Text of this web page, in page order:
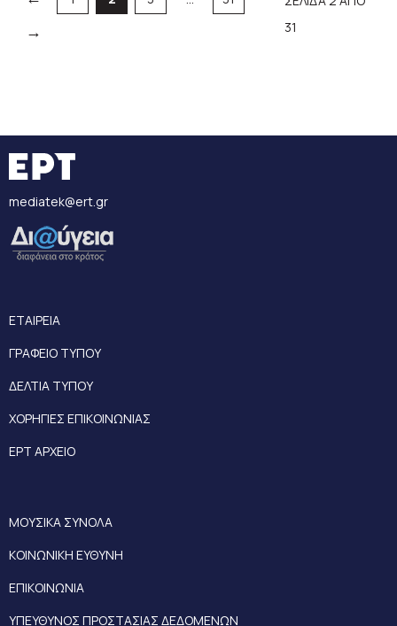
→
31
mediatek@ert.gr
ΕΤΑΙΡΕΙΑ
ΓΡΑΦΕΙΟ ΤΥΠΟΥ
ΔΕΛΤΙΑ ΤΥΠΟΥ
ΧΟΡΗΓΙΕΣ ΕΠΙΚΟΙΝΩΝΙΑΣ
ΕΡΤ ΑΡΧΕΙΟ
ΜΟΥΣΙΚΑ ΣΥΝΟΛΑ
ΚΟΙΝΩΝΙΚΗ ΕΥΘΥΝΗ
ΕΠΙΚΟΙΝΩΝΙΑ
ΥΠΕΥΘΥΝΟΣ ΠΡΟΣΤΑΣΙΑΣ ΔΕΔΟΜΕΝΩΝ